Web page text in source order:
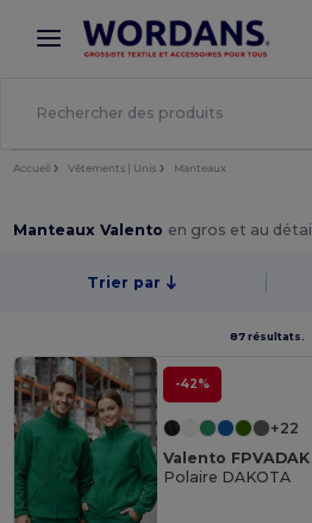
× Appli Wordans
Meilleurs prix sur l’app !
Accueil Vêtements | Unis Manteaux
Manteaux Valento en gros et au détail
Trier par
87 résultats.
-42%
+22
Valento FPVADAK
Polaire DAKOTA